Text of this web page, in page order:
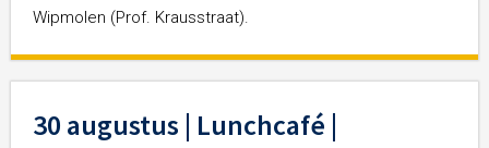
Geldzaken
Kerkdiensten
Wipmolen (Prof. Krausstraat).
30 augustus | Lunchcafé |